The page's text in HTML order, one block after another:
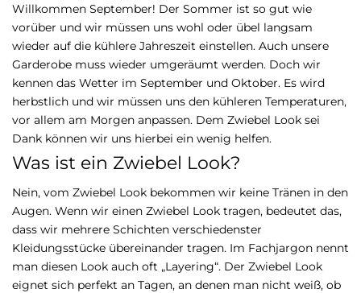
Willkommen September! Der Sommer ist so gut wie
vorüber und wir müssen uns wohl oder übel langsam
wieder auf die kühlere Jahreszeit einstellen. Auch unsere
Garderobe muss wieder umgeräumt werden. Doch wir
kennen das Wetter im September und Oktober. Es wird
herbstlich und wir müssen uns den kühleren Temperaturen,
vor allem am Morgen anpassen. Dem Zwiebel Look sei
Dank können wir uns hierbei ein wenig helfen.
Was ist ein Zwiebel Look?
Nein, vom Zwiebel Look bekommen wir keine Tränen in den
Augen. Wenn wir einen Zwiebel Look tragen, bedeutet das,
dass wir mehrere Schichten verschiedenster
Kleidungsstücke übereinander tragen. Im Fachjargon nennt
man diesen Look auch oft „Layering“. Der Zwiebel Look
eignet sich perfekt an Tagen, an denen man nicht weiß, ob